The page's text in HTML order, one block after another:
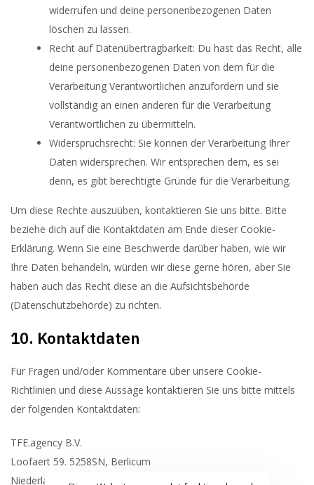
widerrufen und deine personenbezogenen Daten
löschen zu lassen.
Recht auf Datenübertragbarkeit: Du hast das Recht, alle
deine personenbezogenen Daten von dem für die
Verarbeitung Verantwortlichen anzufordern und sie
vollständig an einen anderen für die Verarbeitung
Verantwortlichen zu übermitteln.
Widerspruchsrecht: Sie können der Verarbeitung Ihrer
Daten widersprechen. Wir entsprechen dem, es sei
denn, es gibt berechtigte Gründe für die Verarbeitung.
Um diese Rechte auszuüben, kontaktieren Sie uns bitte. Bitte
beziehe dich auf die Kontaktdaten am Ende dieser Cookie-
Erklärung. Wenn Sie eine Beschwerde darüber haben, wie wir
Ihre Daten behandeln, würden wir diese gerne hören, aber Sie
haben auch das Recht diese an die Aufsichtsbehörde
(Datenschutzbehörde) zu richten.
10. Kontaktdaten
Für Fragen und/oder Kommentare über unsere Cookie-
Richtlinien und diese Aussage kontaktieren Sie uns bitte mittels
der folgenden Kontaktdaten:
TFE.agency B.V.
Loofaert 59. 5258SN, Berlicum
Niederlande